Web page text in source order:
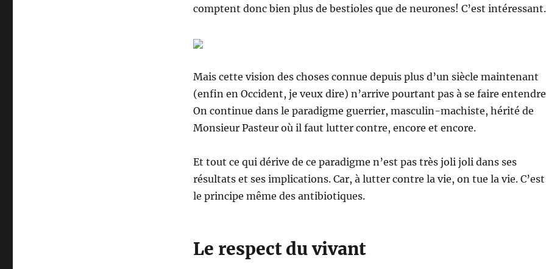
comptent donc bien plus de bestioles que de neurones! C’est
Mais cette vision des choses connue depuis plus d’un siècle maintenant
(enfin en Occident, je veux dire) n’arrive pourtant pas à se faire
On continue dans le paradigme guerrier, masculin-machiste, hérité de
Monsieur Pasteur où il faut lutter contre, encore et encore.
Et tout ce qui dérive de ce paradigme n’est pas très joli joli dans ses
résultats et ses implications. Car, à lutter contre la vie, on tue la vie. C’est
le principe même des antibiotiques.
Le respect du vivant